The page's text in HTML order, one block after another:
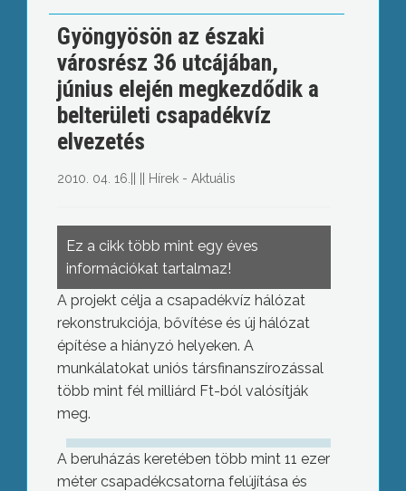
Gyöngyösön az északi
városrész 36 utcájában,
június elején megkezdődik a
belterületi csapadékvíz
elvezetés
2010. 04. 16. Hírek - Aktuális
Ez a cikk több mint egy éves
információkat tartalmaz!
A projekt célja a csapadékvíz hálózat
rekonstrukciója, bővítése és új hálózat
építése a hiányzó helyeken. A
munkálatokat uniós társfinanszírozással
több mint fél milliárd Ft-ból valósítják
meg.
A beruházás keretében több mint 11 ezer
méter csapadékcsatorna felújítása és